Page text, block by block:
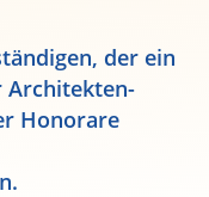
der ein
Architekten-
Honorare